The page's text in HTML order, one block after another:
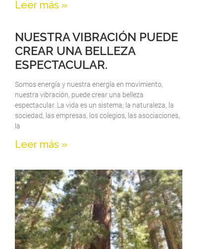
Leer más »
NUESTRA VIBRACIÓN PUEDE
CREAR UNA BELLEZA
ESPECTACULAR.
Somos energía y nuestra energía en movimiento,
nuestra vibración, puede crear una belleza
espectacular. La vida es un sistema; la naturaleza, la
sociedad, las empresas, los colegios, las asociaciones,
la
Leer más »